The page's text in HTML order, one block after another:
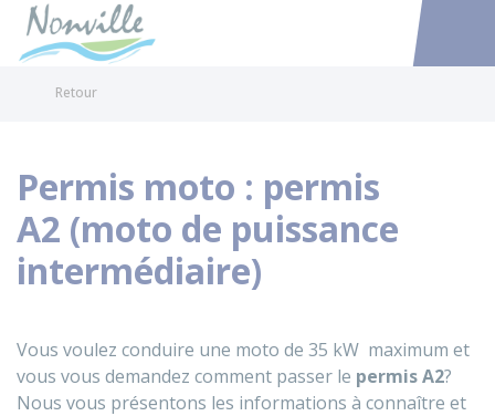
Accéder
Retour
Permis moto : permis
A2 (moto de puissance
intermédiaire)
Vous voulez conduire une moto de 35 kW maximum et
vous vous demandez comment passer le permis A2?
Nous vous présentons les informations à connaître et